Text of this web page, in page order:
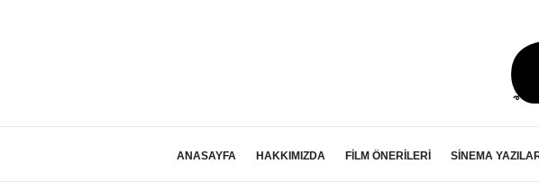
ANASAYFA HAKKIMIZDA FİLM ÖNERİLERİ SİNEMA